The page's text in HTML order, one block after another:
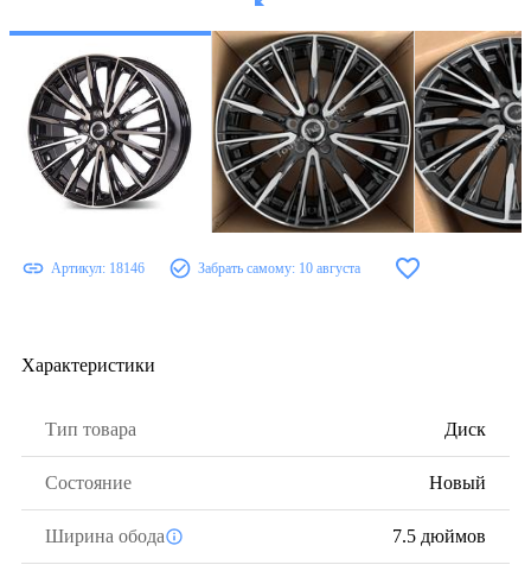
Артикул: 18146 Забрать самому: 10 августа
Характеристики
Тип товара Диск
Состояние Новый
Ширина обода 7.5 дюймов